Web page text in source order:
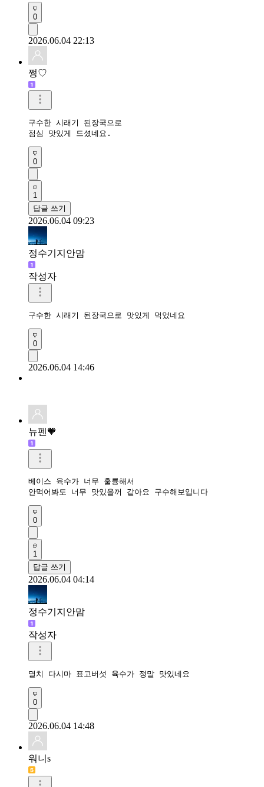
0
2026.06.04 22:13
쩡♡
구수한 시래기 된장국으로
점심 맛있게 드셨네요.
0
1
답글 쓰기
2026.06.04 09:23
정수기지안맘
작성자
구수한 시래기 된장국으로 맛있게 먹었네요
0
2026.06.04 14:46
뉴펜🧡
베이스 육수가 너무 훌륭해서
안먹어봐도 너무 맛있을꺼 같아요 구수해보입니다
0
1
답글 쓰기
2026.06.04 04:14
정수기지안맘
작성자
멸치 다시마 표고버섯 육수가 정말 맛있네요
0
2026.06.04 14:48
워니s